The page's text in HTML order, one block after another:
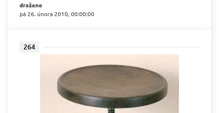
draženo
pá 26. února 2010, 00:00:00
264